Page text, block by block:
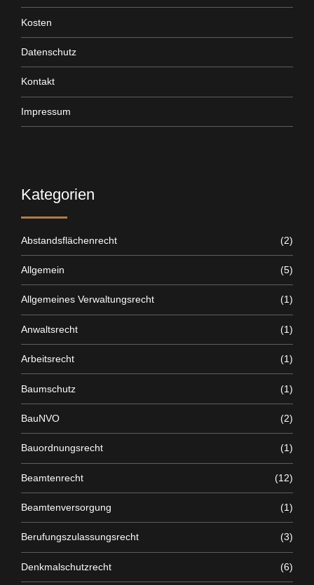
Kosten
Datenschutz
Kontakt
Impressum
Kategorien
Abstandsflächenrecht (2)
Allgemein (5)
Allgemeines Verwaltungsrecht (1)
Anwaltsrecht (1)
Arbeitsrecht (1)
Baumschutz (1)
BauNVO (2)
Bauordnungsrecht (1)
Beamtenrecht (12)
Beamtenversorgung (1)
Berufungszulassungsrecht (3)
Denkmalschutzrecht (6)